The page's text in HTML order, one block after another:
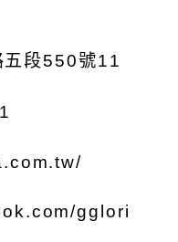
五段550號11
gglori